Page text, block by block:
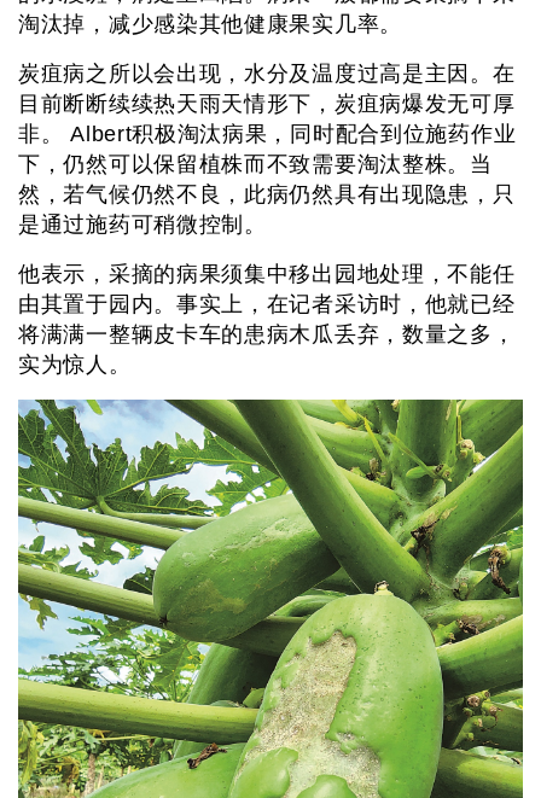
淘汰掉，减少感染其他健康果实几率。
炭疽病之所以会出现，水分及温度过高是主因。在
目前断断续续热天雨天情形下，炭疽病爆发无可厚
非。 Albert积极淘汰病果，同时配合到位施药作业
下，仍然可以保留植株而不致需要淘汰整株。当
然，若气候仍然不良，此病仍然具有出现隐患，只
是通过施药可稍微控制。
他表示，采摘的病果须集中移出园地处理，不能任
由其置于园内。事实上，在记者采访时，他就已经
将满满一整辆皮卡车的患病木瓜丢弃，数量之多，
实为惊人。